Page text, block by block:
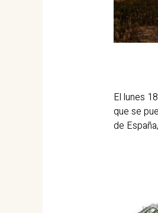
El lunes
que se
de